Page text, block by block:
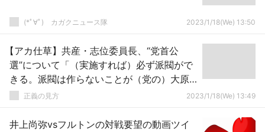
(*ﾟ∀ﾟ)ゞカガクニュース隊 2023/1/18(We) 13:50
【アカ仕草】共産・志位委員長、“党首公
選”について「（実施すれば）必ず派閥がで
きる。派閥は作らないことが（党の）大原
則」と否定
正義の見方 2023/1/18(We) 13:49
井上尚弥vsフルトンの対戦要望の動画ツイ